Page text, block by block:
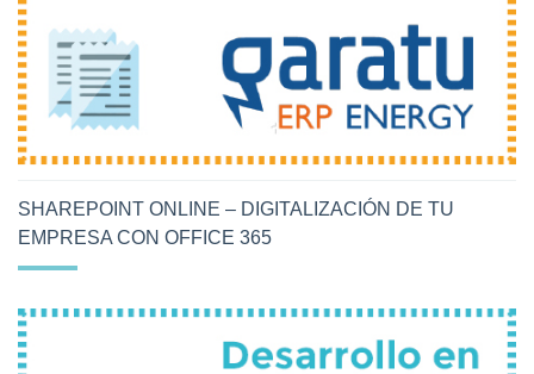
SHAREPOINT ONLINE – DIGITALIZACIÓN DE TU
EMPRESA CON OFFICE 365